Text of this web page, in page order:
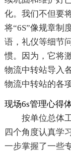
化。我们不但要
将“6S”像规章制
语，礼仪等细节
惯。因为，它将
物流中转站导入
物流中转站的各
现场6s管理心得
按单位总体
四个角度认真学
一步掌握了一些